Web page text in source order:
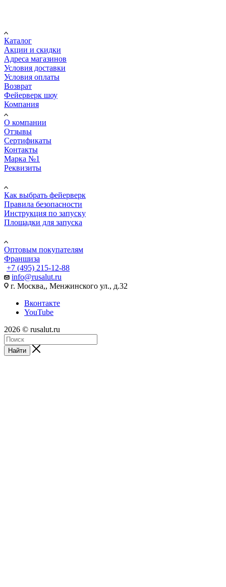
Каталог
Акции и скидки
Адреса магазинов
Условия доставки
Условия оплаты
Возврат
Фейерверк шоу
Компания
О компании
Отзывы
Сертификаты
Контакты
Марка №1
Реквизиты
Как выбрать фейерверк
Правила безопасности
Инструкция по запуску
Площадки для запуска
Оптовым покупателям
Франшиза
+7 (495) 215-12-88
info@rusalut.ru
г. Москва,, Менжинского ул., д.32
Вконтакте
YouTube
2026 © rusalut.ru
Найти